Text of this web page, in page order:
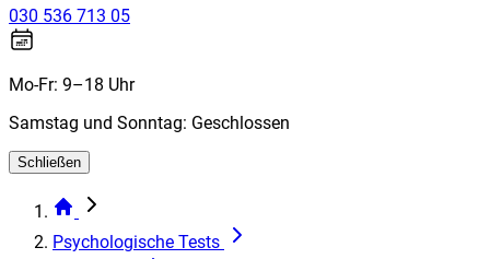
030 536 713 05
Mo-Fr: 9–18 Uhr
Samstag und Sonntag: Geschlossen
Schließen
Psychologische Tests